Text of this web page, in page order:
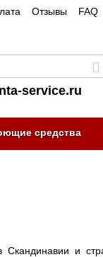
Отзывы FAQ
service.ru
средства
и